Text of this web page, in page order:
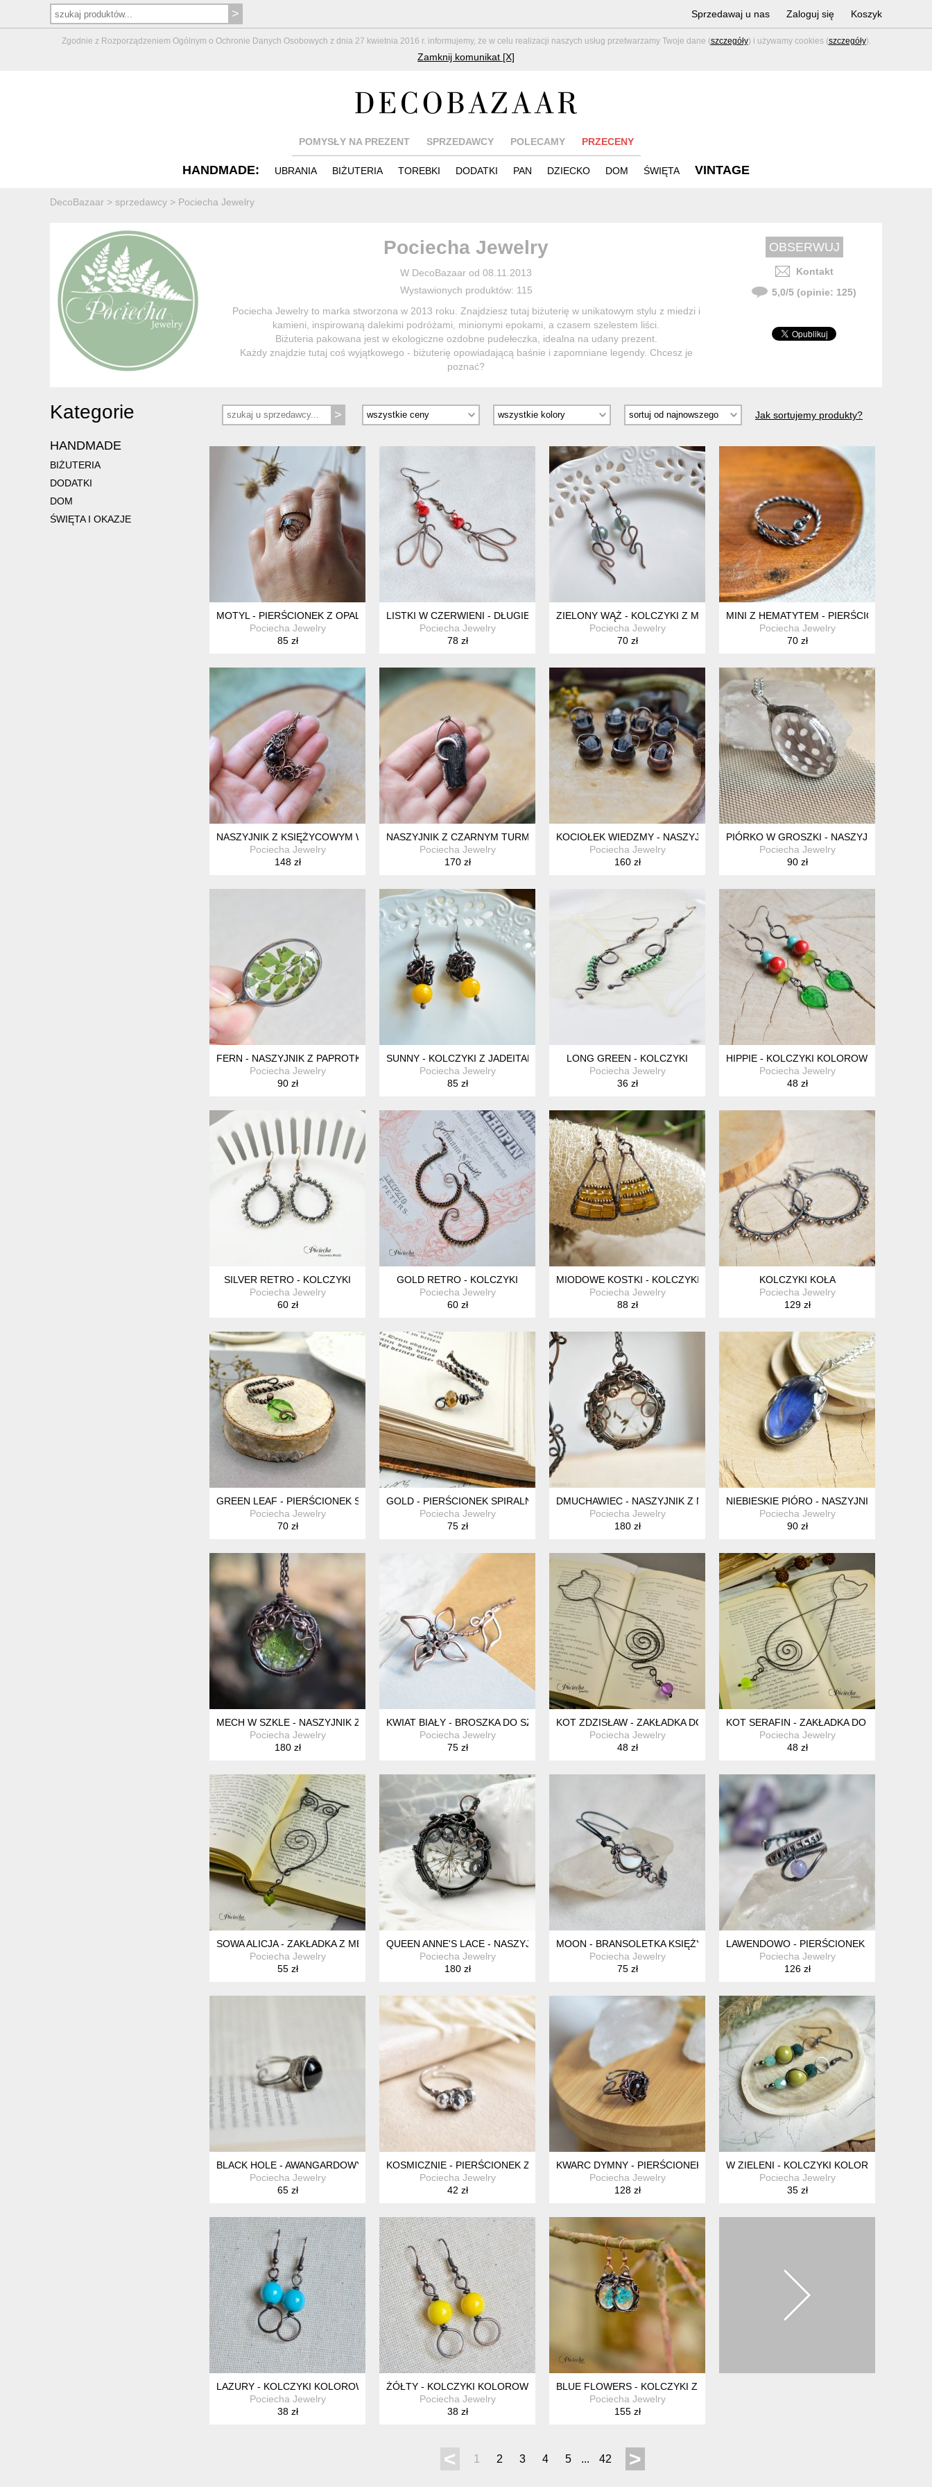
Zgodnie z Rozporządzeniem Ogólnym o Ochronie Danych Osobowych z dnia 27 kwietnia 2016 r. informujemy, że w celu realizacji naszych usług przetwarzamy Twoje dane (szczegóły) i używamy cookies (szczegóły).
Zamknij komunikat [X]
Sprzedawaj u nas Zaloguj się Koszyk
POMYSŁY NA PREZENT SPRZEDAWCY POLECAMY PRZECENY
HANDMADE: UBRANIA BIŻUTERIA TOREBKI DODATKI PAN DZIECKO DOM ŚWIĘTA VINTAGE
DecoBazaar > sprzedawcy > Pociecha Jewelry
Kontakt
5,0/5 (opinie: 125)
Pociecha Jewelry
W DecoBazaar od 08.11.2013
Wystawionych produktów: 115
Pociecha Jewelry to marka stworzona w 2013 roku. Znajdziesz tutaj biżuterię w unikatowym stylu z miedzi i
kamieni, inspirowaną dalekimi podróżami, minionymi epokami, a czasem szelestem liści.
Biżuteria pakowana jest w ekologiczne ozdobne pudełeczka, idealna na udany prezent.
Każdy znajdzie tutaj coś wyjątkowego - biżuterię opowiadającą baśnie i zapomniane legendy. Chcesz je
poznać?
Kategorie
HANDMADE
BIŻUTERIA
DODATKI
DOM
ŚWIĘTA I OKAZJE
Jak sortujemy produkty?
MOTYL - PIERŚCIONEK Z OPALITEM, REGULOWANY ROZMIAR
Pociecha Jewelry
85 zł
LISTKI W CZERWIENI - DŁUGIE KOLCZYKI Z MIEDZI
Pociecha Jewelry
78 zł
ZIELONY WĄŻ - KOLCZYKI Z MIEDZI I SZKŁA
Pociecha Jewelry
70 zł
MINI Z HEMATYTEM - PIERŚCIONEK
Pociecha Jewelry
70 zł
NASZYJNIK Z KSIĘŻYCOWYM WISIOREM Z ONYKSAMI CZARNYMI
Pociecha Jewelry
148 zł
NASZYJNIK Z CZARNYM TURMALINEM I KSIĘŻYCEM
Pociecha Jewelry
170 zł
KOCIOŁEK WIEDZMY - NASZYJNIK Z KRYSZTAŁEM GÓRSKIM
Pociecha Jewelry
160 zł
PIÓRKO W GROSZKI - NASZYJNIK ZE
Pociecha Jewelry
90 zł
FERN - NASZYJNIK Z PAPROTKĄ W SZKLE
Pociecha Jewelry
90 zł
SUNNY - KOLCZYKI Z JADEITAMI
Pociecha Jewelry
85 zł
LONG GREEN - KOLCZYKI
Pociecha Jewelry
36 zł
HIPPIE - KOLCZYKI KOLOROWE Z LISTKAMI
Pociecha Jewelry
48 zł
SILVER RETRO - KOLCZYKI
Pociecha Jewelry
60 zł
GOLD RETRO - KOLCZYKI
Pociecha Jewelry
60 zł
MIODOWE KOSTKI - KOLCZYKI W RETRO STYLU Z MIEDZI
Pociecha Jewelry
88 zł
KOLCZYKI KOŁA
Pociecha Jewelry
129 zł
GREEN LEAF - PIERŚCIONEK SPIRALNY Z MIEDZI
Pociecha Jewelry
70 zł
GOLD - PIERŚCIONEK SPIRALNY
Pociecha Jewelry
75 zł
DMUCHAWIEC - NASZYJNIK Z NASIONAMI MNISZKA W SZKLE
Pociecha Jewelry
180 zł
NIEBIESKIE PIÓRO - NASZYJNIK Z PIÓREM
Pociecha Jewelry
90 zł
MECH W SZKLE - NASZYJNIK Z PRAWDZIWYM MCHEM
Pociecha Jewelry
180 zł
KWIAT BIAŁY - BROSZKA DO SZALA/SWETRA
Pociecha Jewelry
75 zł
KOT ZDZISŁAW - ZAKŁADKA DO KSIĄŻKI
Pociecha Jewelry
48 zł
KOT SERAFIN - ZAKŁADKA DO KSIĄŻKI
Pociecha Jewelry
48 zł
SOWA ALICJA - ZAKŁADKA Z METALU
Pociecha Jewelry
55 zł
QUEEN ANNE'S LACE - NASZYJNIK Z KWIATAMI
Pociecha Jewelry
180 zł
MOON - BRANSOLETKA KSIĘŻYCOWA
Pociecha Jewelry
75 zł
LAWENDOWO - PIERŚCIONEK SPIRALNY Z
Pociecha Jewelry
126 zł
BLACK HOLE - AWANGARDOWY PIERŚCIONEK Z CZARNĄ SZKLANĄ KULĄ
Pociecha Jewelry
65 zł
KOSMICZNIE - PIERŚCIONEK ZE SZKLANYMI KRYSZTAŁKAMI
Pociecha Jewelry
42 zł
KWARC DYMNY - PIERŚCIONEK MIEDZIANY Z KWARCEM DYMNYM
Pociecha Jewelry
128 zł
W ZIELENI - KOLCZYKI KOLOROWE
Pociecha Jewelry
35 zł
LAZURY - KOLCZYKI KOLOROWE
Pociecha Jewelry
38 zł
ŻÓŁTY - KOLCZYKI KOLOROWE
Pociecha Jewelry
38 zł
BLUE FLOWERS - KOLCZYKI Z PRAWDZIWYMI KWIATKAMI
Pociecha Jewelry
155 zł
< 1 2 3 4 5 ... 42 >